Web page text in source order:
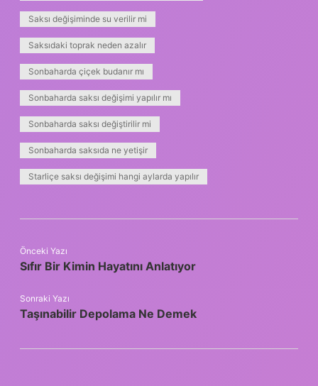
Saksı değişiminde su verilir mi
Saksıdaki toprak neden azalır
Sonbaharda çiçek budanır mı
Sonbaharda saksı değişimi yapılır mı
Sonbaharda saksı değiştirilir mi
Sonbaharda saksıda ne yetişir
Starliçe saksı değişimi hangi aylarda yapılır
Önceki Yazı
Sıfır Bir Kimin Hayatını Anlatıyor
Sonraki Yazı
Taşınabilir Depolama Ne Demek